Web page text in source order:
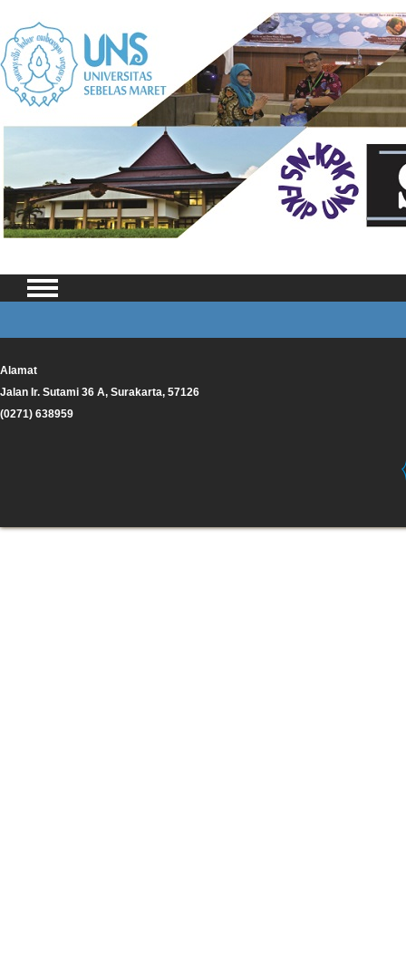
Alamat
Jalan Ir. Sutami 36 A, Surakarta, 57126
(0271) 638959